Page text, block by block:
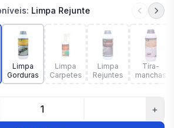
: Limpa Rejunte
Limpa
Gorduras
Limpa
Carpetes
Limpa
Rejuntes
Tira-
manchas
+